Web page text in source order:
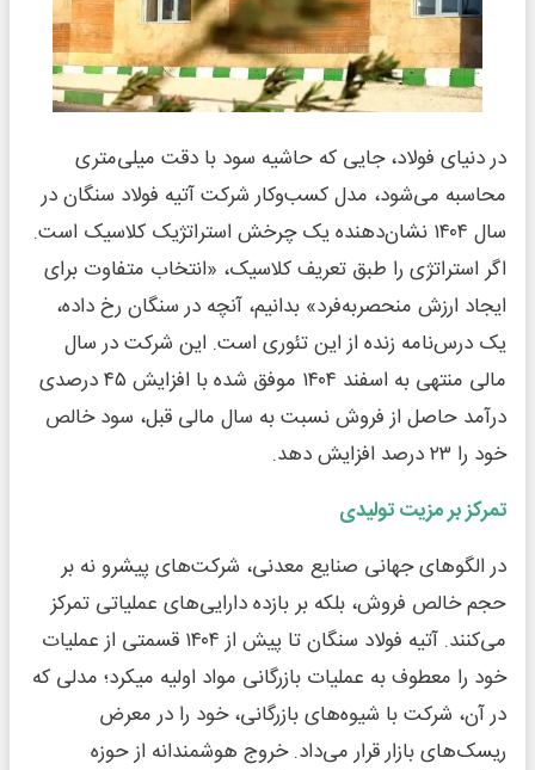
در دنیای فولاد، جایی که حاشیه سود با دقت میلی‌متری
محاسبه می‌شود، مدل کسب‌وکار شرکت آتیه فولاد سنگان در
سال ۱۴۰۴ نشان‌دهنده یک چرخش استراتژیک کلاسیک است.
اگر استراتژی را طبق تعریف کلاسیک، «انتخاب متفاوت برای
ایجاد ارزش منحصربه‌فرد» بدانیم، آنچه در سنگان رخ داده،
یک درس‌نامه زنده از این تئوری است. این شرکت در سال
مالی منتهی به اسفند ۱۴۰۴ موفق شده با افزایش ۴۵ درصدی
درآمد حاصل از فروش نسبت به سال مالی قبل، سود خالص
خود را ۲۳ درصد افزایش دهد.
تمرکز بر مزیت تولیدی
در الگوهای جهانی صنایع معدنی، شرکت‌های پیشرو نه بر
حجم خالص فروش، بلکه بر بازده دارایی‌های عملیاتی تمرکز
می‌کنند. آتیه فولاد سنگان تا پیش از ۱۴۰۴ قسمتی از عملیات
خود را معطوف به عملیات بازرگانی مواد اولیه میکرد؛ مدلی که
در آن، شرکت با شیوه‌های بازرگانی، خود را در معرض
ریسک‌های بازار قرار می‌داد. خروج هوشمندانه از حوزه